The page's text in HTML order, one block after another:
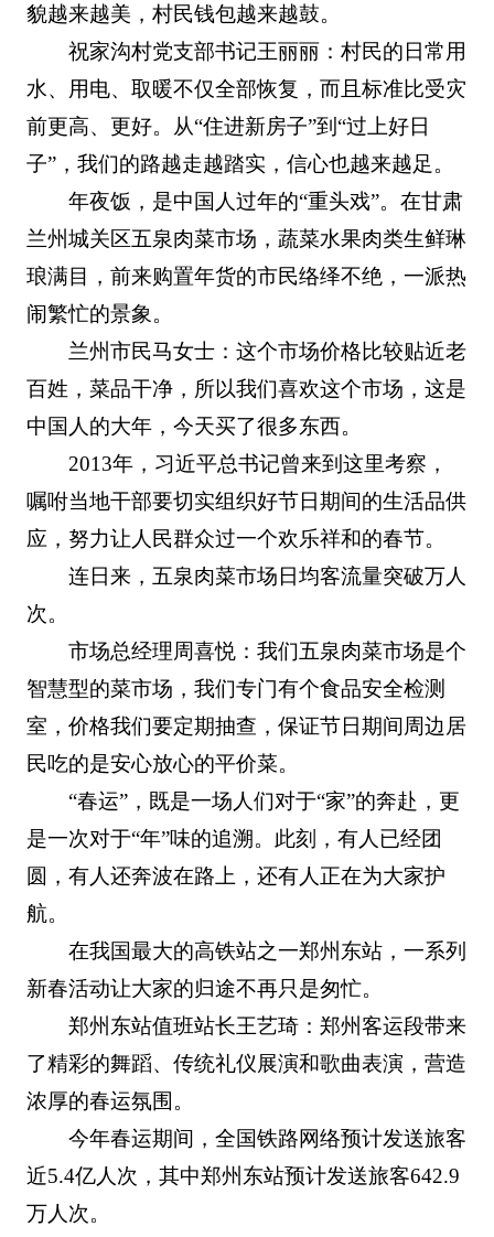
貌越来越美，村民钱包越来越鼓。
祝家沟村党支部书记王丽丽：村民的日常用
水、用电、取暖不仅全部恢复，而且标准比受灾
前更高、更好。从“住进新房子”到“过上好日
子”，我们的路越走越踏实，信心也越来越足。
年夜饭，是中国人过年的“重头戏”。在甘肃
兰州城关区五泉肉菜市场，蔬菜水果肉类生鲜琳
琅满目，前来购置年货的市民络绎不绝，一派热
闹繁忙的景象。
兰州市民马女士：这个市场价格比较贴近老
百姓，菜品干净，所以我们喜欢这个市场，这是
中国人的大年，今天买了很多东西。
2013年，习近平总书记曾来到这里考察，
嘱咐当地干部要切实组织好节日期间的生活品供
应，努力让人民群众过一个欢乐祥和的春节。
连日来，五泉肉菜市场日均客流量突破万人
次。
市场总经理周喜悦：我们五泉肉菜市场是个
智慧型的菜市场，我们专门有个食品安全检测
室，价格我们要定期抽查，保证节日期间周边居
民吃的是安心放心的平价菜。
“春运”，既是一场人们对于“家”的奔赴，更
是一次对于“年”味的追溯。此刻，有人已经团
圆，有人还奔波在路上，还有人正在为大家护
航。
在我国最大的高铁站之一郑州东站，一系列
新春活动让大家的归途不再只是匆忙。
郑州东站值班站长王艺琦：郑州客运段带来
了精彩的舞蹈、传统礼仪展演和歌曲表演，营造
浓厚的春运氛围。
今年春运期间，全国铁路网络预计发送旅客
近5.4亿人次，其中郑州东站预计发送旅客642.9
万人次。